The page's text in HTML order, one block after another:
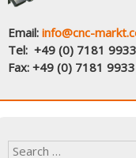
Email: info@cnc-
Tel: +49 (0) 7181
Fax: +49 (0) 7181